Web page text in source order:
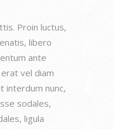
Proin luctus,
libero
ante
vel diam
interdum nunc,
sodales,
ligula